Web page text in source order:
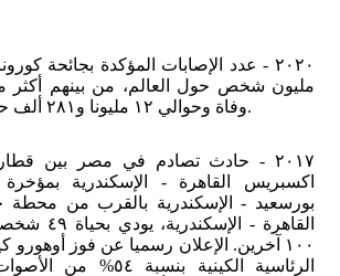
وفاة وحوالي ١٢ مليونا و٢٨١ ألف حالة تماثلت للشفاء.
بورسعيد - الإسكندرية بالقرب من
القاهرة -
١٠٠ آخرين. الإعلان رسميا عن فوز أوهورو
الرئاسية الكينية بنسبة